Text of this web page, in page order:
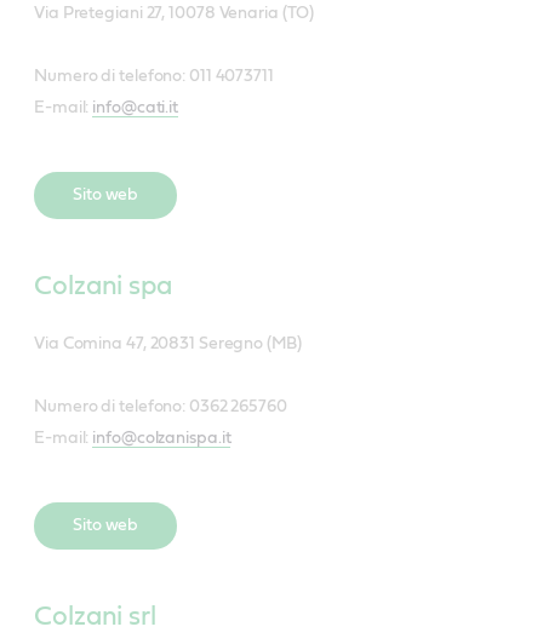
Via Pretegiani 27, 10078 Venaria (TO)
Numero di telefono: 011 4073711
E-mail: info@cati.it
Sito web
Colzani spa
Via Comina 47, 20831 Seregno (MB)
Numero di telefono: 0362 265760
E-mail: info@colzanispa.it
Sito web
Colzani srl